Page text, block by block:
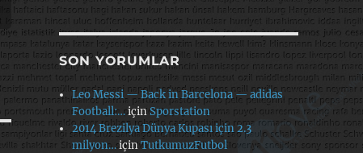
SON YORUMLAR
Leo Messi — Back in Barcelona — adidas
Football:…içinSporstation
2014 Brezilya Dünya Kupası için 2.3
milyon…içinTutkumuzFutbol